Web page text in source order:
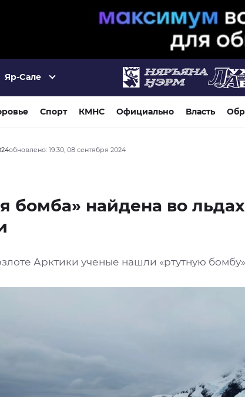
Яр-Сале
Спорт КМНС Официально Власть
обновлено: 19:30, 08 сентября 2024
бомба» найдена во льдах
Арктики ученые нашли «ртутную бомбу»